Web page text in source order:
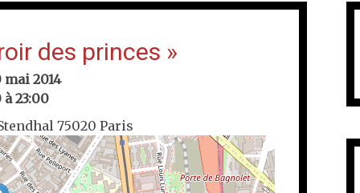
des princes »
mai 2014
à 23:00
75020 Paris